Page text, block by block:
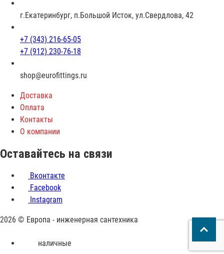
г.Екатеринбург, п.Большой Исток, ул.Свердлова, 42
+7 (343) 216-65-05
+7 (912) 230-76-18
shop@eurofittings.ru
Доставка
Оплата
Контакты
О компании
Оставайтесь на связи
Вконтакте
Facebook
Instagram
2026 © Европа - инженерная сантехника
Принимаем
наличные